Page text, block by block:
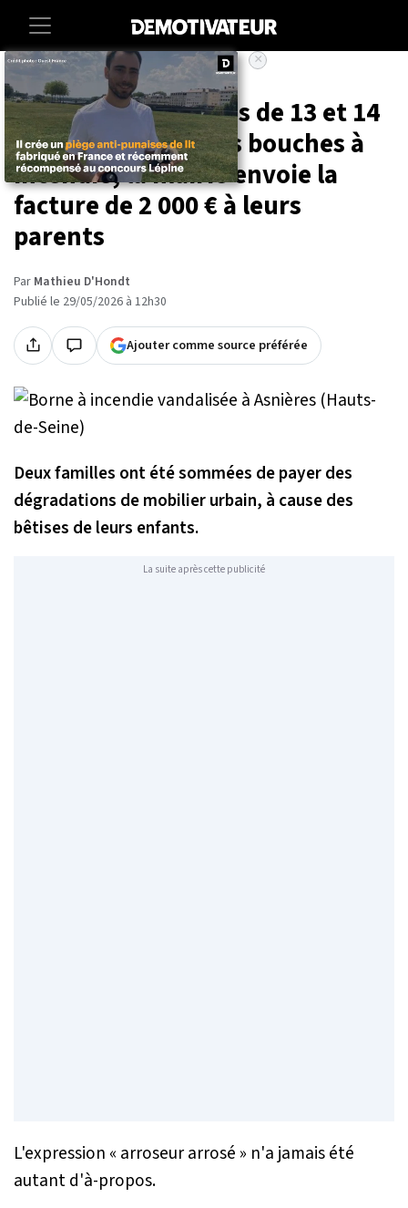
Accueil Societe Lifestyle
Asnières : deux ados de 13 et 14
ans vandalisent des bouches à
incendie, la mairie envoie la
facture de 2 000 € à leurs
parents
Par Mathieu D'Hondt
Publié le 29/05/2026 à 12h30
Ajouter comme source préférée
Deux familles ont été sommées de payer des
dégradations de mobilier urbain, à cause des
bêtises de leurs enfants.
La suite après cette publicité
L'expression « arroseur arrosé » n'a jamais été
autant d'à-propos.
×